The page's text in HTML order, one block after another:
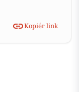
Kopiér link